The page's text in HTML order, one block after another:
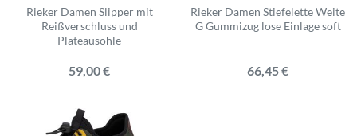
Rieker Damen Slipper mit
Reißverschluss und
Plateausohle
59,00 €
Rieker Damen Stiefelette Weite
G Gummizug lose Einlage soft
66,45 €